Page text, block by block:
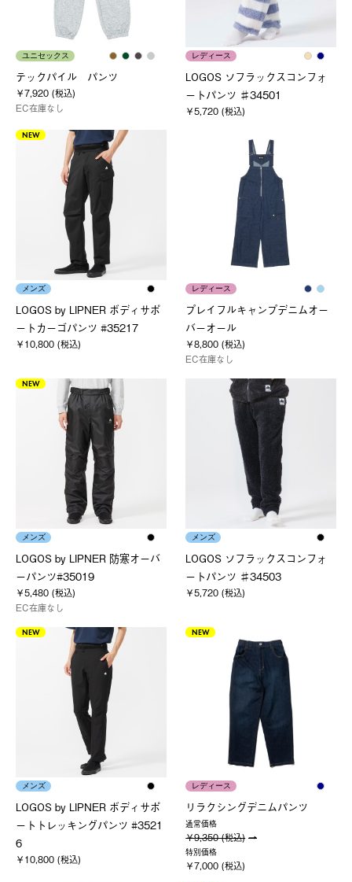
ユニセックス
テックパイル パンツ
￥7,920 (税込)
EC在庫なし
レディース
LOGOS ソフラックスコンフォ
ートパンツ ♯34501
￥5,720 (税込)
NEW
メンズ
LOGOS by LIPNER ボディサポ
ートカーゴパンツ #35217
￥10,800 (税込)
レディース
プレイフルキャンプデニムオー
バーオール
￥8,800 (税込)
EC在庫なし
NEW
メンズ
LOGOS by LIPNER 防寒オーバ
ーパンツ#35019
￥5,480 (税込)
EC在庫なし
メンズ
LOGOS ソフラックスコンフォ
ートパンツ ♯34503
￥5,720 (税込)
NEW
メンズ
LOGOS by LIPNER ボディサポ
ートトレッキングパンツ #3521
6
￥10,800 (税込)
NEW
レディース
リラクシングデニムパンツ
通常価格
￥9,350 (税込)
特別価格
￥7,000 (税込)